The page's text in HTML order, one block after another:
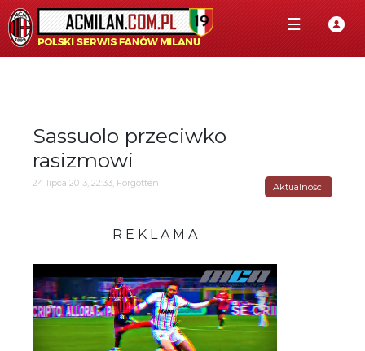
☰
Sassuolo przeciwko
rasizmowi
24 lipca 2013, 22:33, Forgotten Aktualności
R E K L A M A